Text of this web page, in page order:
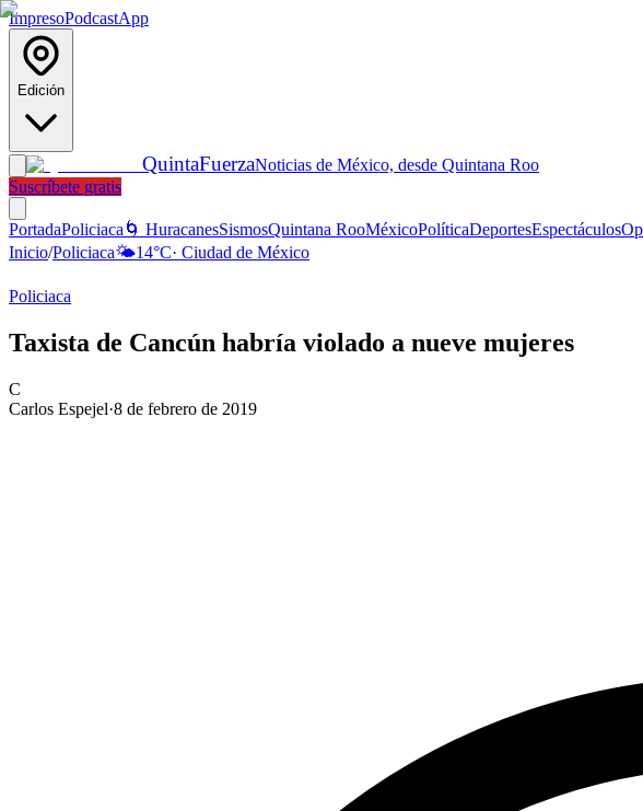
ImpresoPodcastApp
Edición
QuintaFuerzaNoticias de México, desde Quintana Roo
Suscríbete gratis
PortadaPoliciaca 🌀 HuracanesSismosQuintana RooMéxicoPolíticaDeportesEspectáculos
Inicio/Policiaca🌤️14°C· Ciudad de México
Policiaca
Taxista de Cancún habría violado a nueve mujeres
C
Carlos Espejel·8 de febrero de 2019